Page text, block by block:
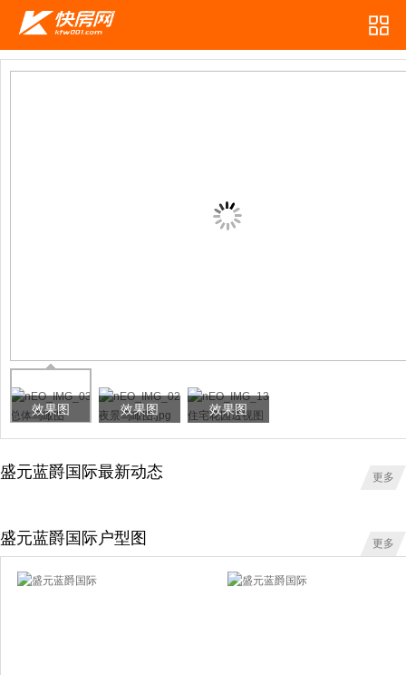
效果图 效果图 效果图
盛元蓝爵国际最新动态 更多
盛元蓝爵国际户型图 更多